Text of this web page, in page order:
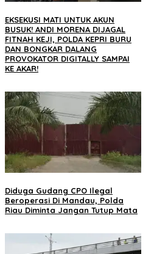
EKSEKUSI MATI UNTUK AKUN
BUSUK! ANDI MORENA DIJAGAL
FITNAH KEJI, POLDA KEPRI BURU
DAN BONGKAR DALANG
PROVOKATOR DIGITALLY SAMPAI
KE AKAR!
Diduga Gudang CPO Ilegal
Beroperasi Di Mandau, Polda
Riau Diminta Jangan Tutup Mata